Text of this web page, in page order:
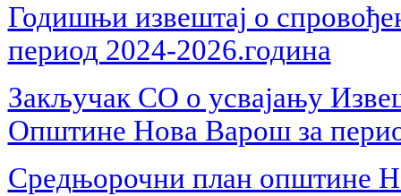
Годишњи извештај о
период 2024-2026.година
Закључак СО о усвајању
Општине Нова Варош за
Средњорочни план општине